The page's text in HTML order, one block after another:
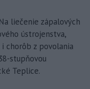
liečenie zápalových
ústrojenstva,
chorôb z povolania
stupňovou
Teplice.